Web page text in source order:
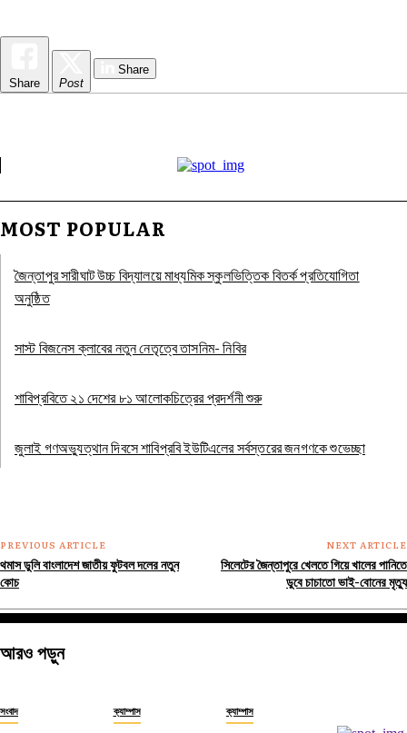
Share Post
Share
MOST POPULAR
জৈন্তাপুর সারীঘাট উচ্চ বিদ্যালয়ে মাধ্যমিক স্কুলভিত্তিক বিতর্ক প্রতিযোগিতা
অনুষ্ঠিত
সাস্ট বিজনেস ক্লাবের নতুন নেতৃত্বে তাসনিম- নিবির
শাবিপ্রবিতে ২১ দেশের ৮১ আলোকচিত্রের প্রদর্শনী শুরু
জুলাই গণঅভ্যুত্থান দিবসে শাবিপ্রবি ইউটিএলের সর্বস্তরের জনগণকে শুভেচ্ছা
PREVIOUS ARTICLE
থমাস ডুলি বাংলাদেশ জাতীয় ফুটবল দলের নতুন
কোচ
NEXT ARTICLE
সিলেটের জৈন্তাপুরে খেলতে গিয়ে খালের পানিতে
ডুবে চাচাতো ভাই-বোনের মৃত্যু
আরও পড়ুন
সংবাদ ক্যাম্পাস ক্যাম্পাস